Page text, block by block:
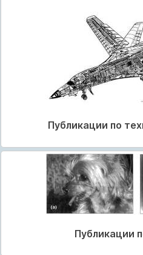
Публикации по
Публикации